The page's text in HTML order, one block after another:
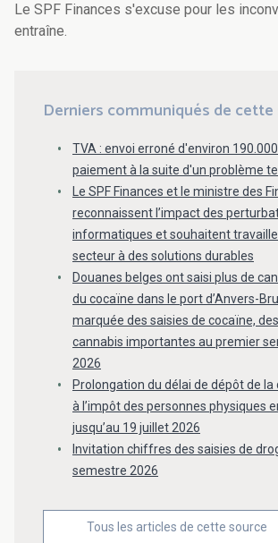
Le SPF Finances s'excuse pour les
entraîne.
Derniers communiqués de
TVA : envoi erroné d'environ
paiement à la suite d'un problème
Le SPF Finances et le ministre des
reconnaissent l’impact des
informatiques et souhaitent
secteur à des solutions durables
Douanes belges ont saisi plus de
du cocaïne dans le port d’Anvers-
marquée des saisies de cocaïne,
cannabis importantes au premier
2026
Prolongation du délai de dépôt de la
à l’impôt des personnes physiques
jusqu’au 19 juillet 2026
Invitation chiffres des saisies de
semestre 2026
Tous les articles de cette source